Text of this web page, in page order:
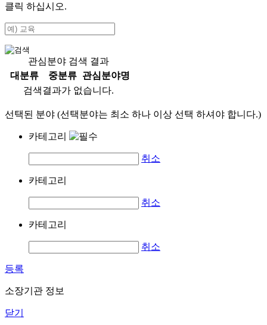
클릭 하십시오.
관심분야 검색 결과
대분류
중분류
관심분야명
검색결과가 없습니다.
선택된 분야 (선택분야는 최소 하나 이상 선택 하셔야 합니다.)
카테고리
취소
카테고리
취소
카테고리
취소
등록
소장기관 정보
닫기